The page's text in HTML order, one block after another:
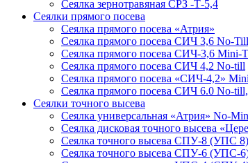
Сеялка зернотравяная СРЗ -Т-5,4
Сеялки прямого посева
Сеялка прямого посева «Атрия»
Сеялка прямого посева СИЧ 3,6 No-Till
Сеялка прямого посева СИЧ-3,6 Mini-
Сеялка прямого посева СИЧ 4,2 No-till
Сеялка прямого посева «СИЧ-4,2»
Сеялка прямого посева СИЧ 6.0 No-
Сеялки точного высева
Сеялка универсальная «Атрия» No-
Сеялка дисковая точного высева
Сеялка точного высева СПУ-8 (УПС 8)
Сеялка точного высева СПУ-6 (УПС-